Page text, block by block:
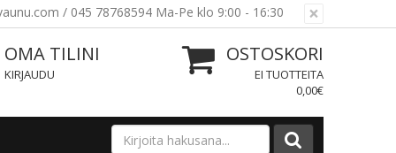
×
/ 045 78768594 Ma-Pe klo 9:00 - 16:30
OMA TILINI
KIRJAUDU
OSTOSKORI
EI TUOTTEITA
0,00€